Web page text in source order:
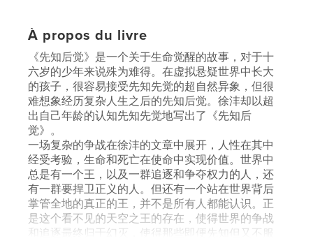
À propos du livre
《先知后觉》是一个关于生命觉醒的故事，对于十
六岁的少年来说殊为难得。在虚拟悬疑世界中长大
的孩子，很容易接受先知先觉的超自然异象，但很
难想象经历复杂人生之后的先知后觉。徐沣却以超
出自己年龄的认知先知先觉地写出了《先知后
觉》。
一场复杂的争战在徐沣的文章中展开，人性在其中
经受考验，生命和死亡在使命中实现价值。世界中
总是有一个王，以及一群追逐和争夺权力的人，还
有一群要捍卫正义的人。但还有一个站在世界背后
掌管全地的真正的王，并不是所有人都能认识。正
是这个看不见的天空之王的存在，使得世界的争战
和追逐最终归于幻灭，使得那些即便先知但又不服